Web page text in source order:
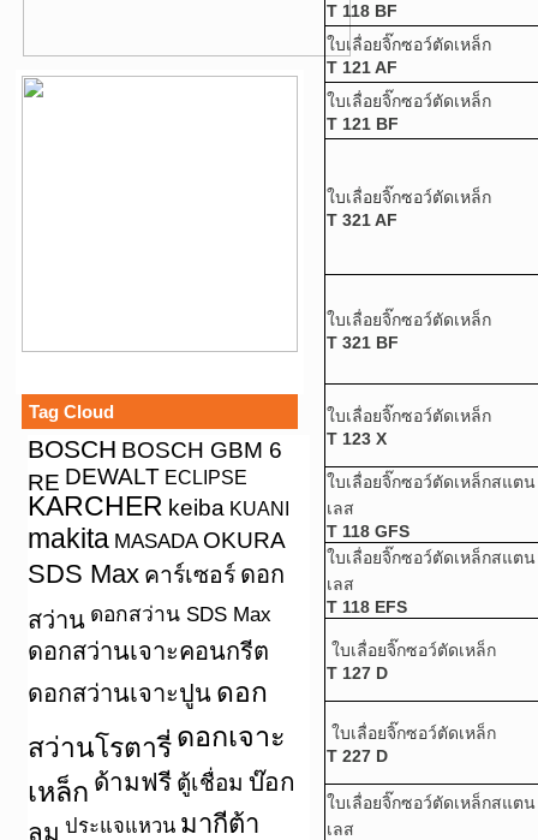
Tag Cloud
BOSCH BOSCH GBM 6
RE DEWALT ECLIPSE
KARCHER keiba KUANI
makita MASADA OKURA
SDS Max คาร์เซอร์ ดอก
สว่าน ดอกสว่าน SDS Max
ดอกสว่านเจาะคอนกรีต
ดอกสว่านเจาะปูน ดอก
สว่านโรตารี่ ดอกเจาะ
เหล็ก ด้ามฟรี ตู้เชื่อม บ๊อก
ลม ประแจแหวน มากีต้า
T 118 BF
ใบเลื่อยจิ๊กซอว์ตัดเหล็ก
T 121 AF
ใบเลื่อยจิ๊กซอว์ตัดเหล็ก
T 121 BF
ใบเลื่อยจิ๊กซอว์ตัดเหล็ก
T 321 AF
ใบเลื่อยจิ๊กซอว์ตัดเหล็ก
T 321 BF
ใบเลื่อยจิ๊กซอว์ตัดเหล็ก
T 123 X
ใบเลื่อยจิ๊กซอว์ตัดเหล็กสแตน
เลส
T 118 GFS
ใบเลื่อยจิ๊กซอว์ตัดเหล็กสแตน
เลส
T 118 EFS
ใบเลื่อยจิ๊กซอว์ตัดเหล็ก
T 127 D
ใบเลื่อยจิ๊กซอว์ตัดเหล็ก
T 227 D
ใบเลื่อยจิ๊กซอว์ตัดเหล็กสแตน
เลส